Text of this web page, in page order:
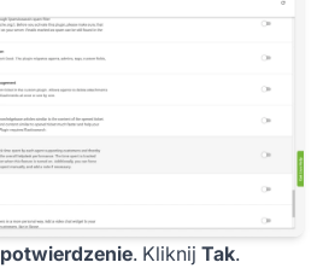
potwierdzenie. Kliknij Tak.